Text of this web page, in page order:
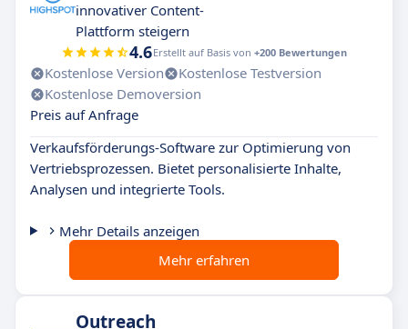
innovativer Content-
Plattform steigern
4.6Erstellt auf Basis von +200 Bewertungen
Kostenlose Version
Kostenlose Testversion
Kostenlose Demoversion
Preis auf Anfrage
Verkaufsförderungs-Software zur Optimierung von
Vertriebsprozessen. Bietet personalisierte Inhalte,
Analysen und integrierte Tools.
Mehr Details anzeigen
Mehr erfahren
Outreach